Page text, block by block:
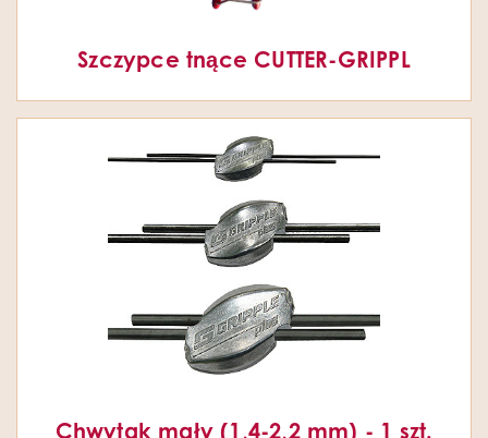
Szczypce tnące CUTTER-GRIPPL
Chwytak mały (1,4-2,2 mm) - 1 szt.